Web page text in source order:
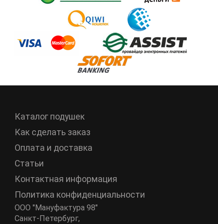
Каталог подушек
Как сделать заказ
Оплата и доставка
Статьи
Контактная информация
Политика конфиденциальности
ООО "Мануфактура 98"
Санкт-Петербург,